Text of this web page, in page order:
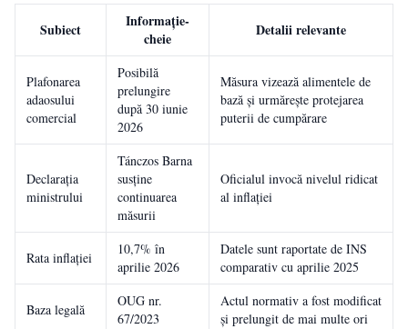
Subiect
Informație-
cheie
Detalii relevante
Plafonarea
adaosului
comercial
Posibilă
prelungire
după 30 iunie
2026
Măsura vizează alimentele de
bază și urmărește protejarea
puterii de cumpărare
Declarația
ministrului
Tánczos Barna
susține
continuarea
măsurii
Oficialul invocă nivelul ridicat
al inflației
Rata inflației
10,7% în
aprilie 2026
Datele sunt raportate de INS
comparativ cu aprilie 2025
Baza legală
OUG nr.
67/2023
Actul normativ a fost modificat
și prelungit de mai multe ori